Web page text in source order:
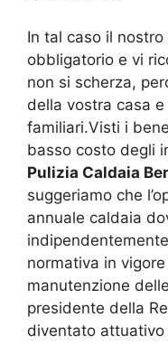
In tal caso il
obbligatorio e vi
non si scherza,
della vostra casa
familiari.Visti i
basso costo degli
Pulizia Caldaia
suggeriamo che
annuale caldaia
normativa in
manutenzione
presidente della
diventato attuativo